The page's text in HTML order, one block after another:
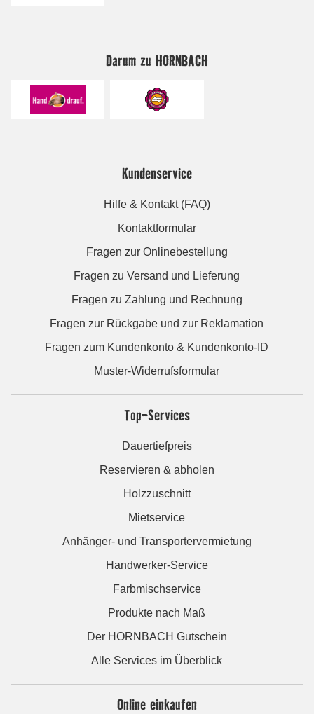
Darum zu HORNBACH
Kundenservice
Hilfe & Kontakt (FAQ)
Kontaktformular
Fragen zur Onlinebestellung
Fragen zu Versand und Lieferung
Fragen zu Zahlung und Rechnung
Fragen zur Rückgabe und zur Reklamation
Fragen zum Kundenkonto & Kundenkonto-ID
Muster-Widerrufsformular
Top-Services
Dauertiefpreis
Reservieren & abholen
Holzzuschnitt
Mietservice
Anhänger- und Transportervermietung
Handwerker-Service
Farbmischservice
Produkte nach Maß
Der HORNBACH Gutschein
Alle Services im Überblick
Online einkaufen